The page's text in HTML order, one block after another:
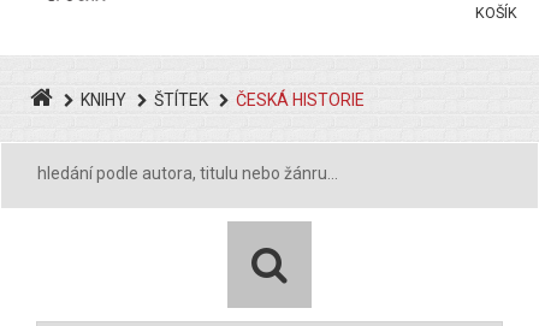
KOŠÍK
KNIHY ŠTÍTEK ČESKÁ HISTORIE